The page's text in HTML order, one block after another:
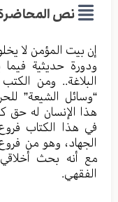
نص المحاضرة
إن بيت المؤمن لا
ودورة حديثية
البلاغة.. ومن
“وسائل الشيعة”
هذا الإنسان له حق
في هذا الكتاب
الجهاد، وهو من
مع أنه بحث
الفقهي.